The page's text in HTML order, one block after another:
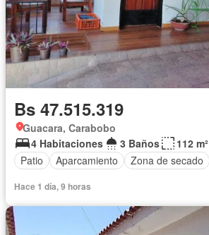
Bs 47.515.319
Guacara, Carabobo
4 Habitaciones
3 Baños
112 m²
Patio
Aparcamiento Zona de secado
Hace 1 día, 9 horas